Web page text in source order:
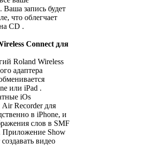
запись будет
что облегчает
CD .
Connect для
Roland Wireless
адаптера
или iPad .
iOs
Recorder для
в iPhone, и
слов в SMF
Приложение Show
видео